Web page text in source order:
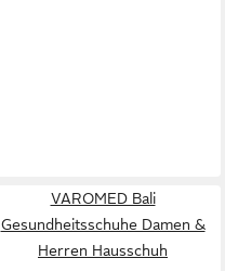
VAROMED Bali
Gesundheitsschuhe Damen &
Herren Hausschuh